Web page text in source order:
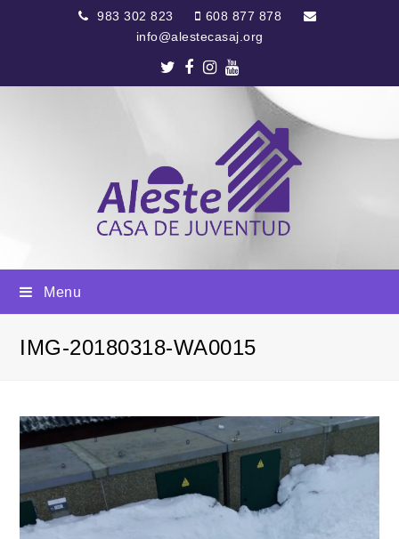
983 302 823
608 877 878
info@alestecasaj.org
Twitter
Facebook
Instagram
Youtube
Menu
IMG-20180318-WA0015